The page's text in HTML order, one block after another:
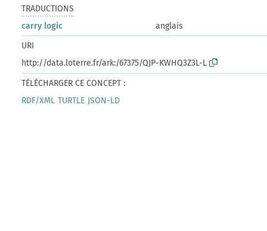
TRADUCTIONS
carry logic
anglais
URI
http://data.loterre.fr/ark:/67375/QJP-KWHQ3Z3L-L
TÉLÉCHARGER CE CONCEPT :
RDF/XML TURTLE JSON-LD